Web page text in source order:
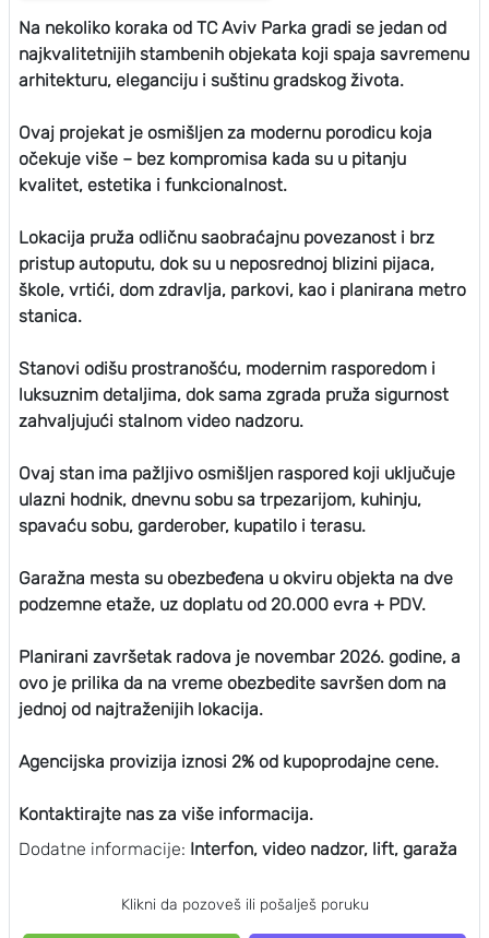
Na nekoliko koraka od TC Aviv Parka gradi se jedan od
najkvalitetnijih stambenih objekata koji spaja savremenu
arhitekturu, eleganciju i suštinu gradskog života.
Ovaj projekat je osmišljen za modernu porodicu koja
očekuje više – bez kompromisa kada su u pitanju
kvalitet, estetika i funkcionalnost.
Lokacija pruža odličnu saobraćajnu povezanost i brz
pristup autoputu, dok su u neposrednoj blizini pijaca,
škole, vrtići, dom zdravlja, parkovi, kao i planirana metro
stanica.
Stanovi odišu prostranošću, modernim rasporedom i
luksuznim detaljima, dok sama zgrada pruža sigurnost
zahvaljujući stalnom video nadzoru.
Ovaj stan ima pažljivo osmišljen raspored koji uključuje
ulazni hodnik, dnevnu sobu sa trpezarijom, kuhinju,
spavaću sobu, garderober, kupatilo i terasu.
Garažna mesta su obezbeđena u okviru objekta na dve
podzemne etaže, uz doplatu od 20.000 evra + PDV.
Planirani završetak radova je novembar 2026. godine, a
ovo je prilika da na vreme obezbedite savršen dom na
jednoj od najtraženijih lokacija.
Agencijska provizija iznosi 2% od kupoprodajne cene.
Kontaktirajte nas za više informacija.
Dodatne informacije: Interfon, video nadzor, lift, garaža
Klikni da pozoveš ili pošalješ poruku